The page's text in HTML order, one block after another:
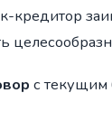
кредитор
с текущим